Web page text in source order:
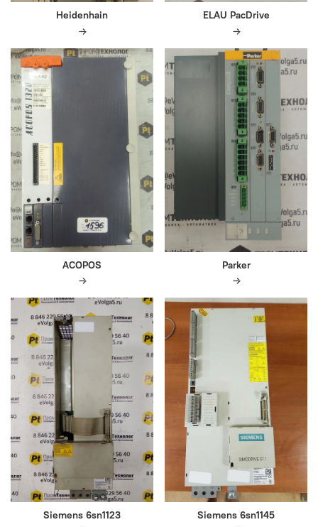
Heidenhain ELAU PacDrive
ACOPOS Parker
Siemens 6sn1123 Siemens 6sn1145